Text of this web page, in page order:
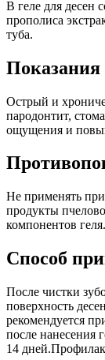
В геле для десен
прополиса
туба.
Показания
Острый и
пародонтит,
ощущения и
Не применять
продукты
компонентов геля.
Способ
После чистки
поверхность
рекомендуется
после нанесения
14